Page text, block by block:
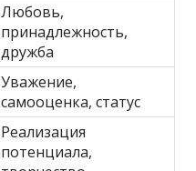
Любовь,
принадлежность,
дружба
Уважение,
самооценка, статус
Реализация
потенциала,